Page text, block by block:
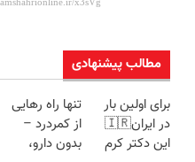
مطالب پیشنهادی
برای اولین بار
در ایران🇮🇷
این دکتر کرم
تنها راه رهایی
از کمردرد –
بدون دارو،